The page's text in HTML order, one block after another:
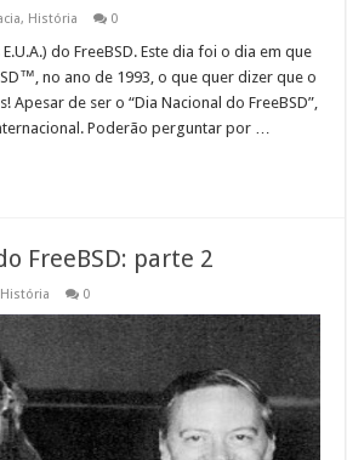
, História 0
do FreeB­SD. Este dia foi o dia em que
no ano de 1993, o que quer diz­er que o
Ape­sar de ser o “Dia Nacional do FreeB­SD”,
Poderão per­gun­tar por …
FreeBSD: parte 2
História 0